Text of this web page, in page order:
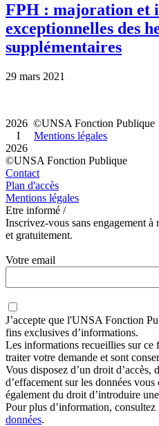
FPH : majoration et
exceptionnelles des
supplémentaires
29 mars 2021
2026 ©UNSA Fonction
I Mentions légales
2026
©UNSA Fonction Publique
Contact
Plan d'accès
Mentions légales
Etre informé /
Inscrivez-vous sans engagement
et gratuitement.
Votre email
J’accepte que l'UNSA Fonction
fins exclusives d’informations.
Les informations recueillies sur ce
traiter votre demande et sont
Vous disposez d’un droit
d’effacement sur les données
également du droit d’introduire
Pour plus d’information, consultez
données.